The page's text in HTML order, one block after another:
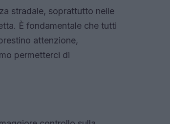
stradale, soprattutto nelle
È fondamentale che tutti
attenzione,
permetterci di